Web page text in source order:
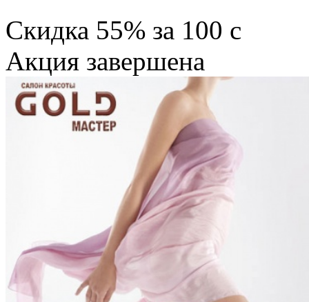
Скидка 55% за 100 c
Акция завершена